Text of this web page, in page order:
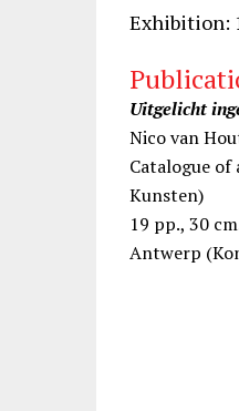
Exhibition:
Uitgelicht
Nico van
Catalogue
Kunsten)
19 pp., 30
Antwerp